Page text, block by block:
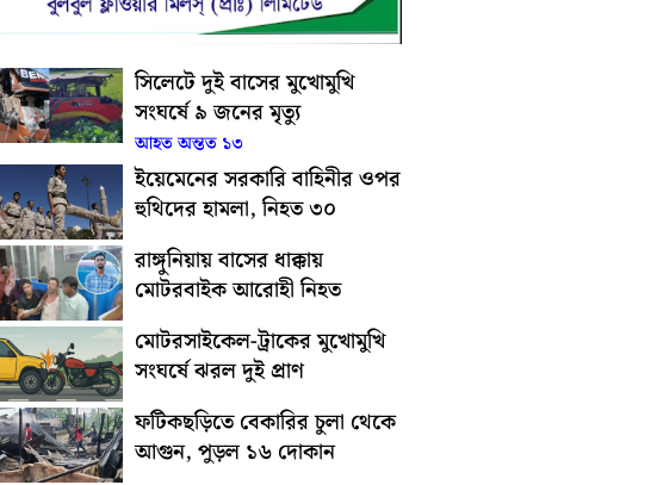
সিলেটে দুই বাসের মুখোমুখি
সংঘর্ষে ৯ জনের মৃত্যু
আহত অন্তত ১৩
ইয়েমেনের সরকারি বাহিনীর ওপর
হুথিদের হামলা, নিহত ৩০
রাঙ্গুনিয়ায় বাসের ধাক্কায়
মোটরবাইক আরোহী নিহত
মোটরসাইকেল-ট্রাকের মুখোমুখি
সংঘর্ষে ঝরল দুই প্রাণ
ফটিকছড়িতে বেকারির চুলা থেকে
আগুন, পুড়ল ১৬ দোকান